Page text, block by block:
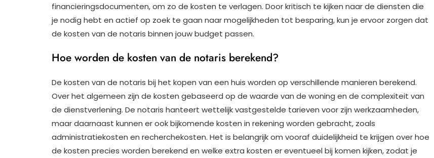
financieringsdocumenten, om zo de kosten te verlagen. Door kritisch te kijken naar de diensten die
je nodig hebt en actief op zoek te gaan naar mogelijkheden tot besparing, kun je ervoor zorgen dat
de kosten van de notaris binnen jouw budget passen.
Hoe worden de kosten van de notaris berekend?
De kosten van de notaris bij het kopen van een huis worden op verschillende manieren berekend.
Over het algemeen zijn de kosten gebaseerd op de waarde van de woning en de complexiteit van
de dienstverlening. De notaris hanteert wettelijk vastgestelde tarieven voor zijn werkzaamheden,
maar daarnaast kunnen er ook bijkomende kosten in rekening worden gebracht, zoals
administratiekosten en recherchekosten. Het is belangrijk om vooraf duidelijkheid te krijgen over hoe
de kosten precies worden berekend en welke extra kosten er eventueel bij komen kijken, zodat je